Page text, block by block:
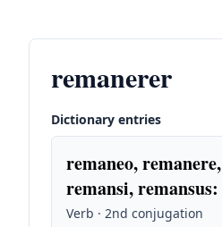
remanerer
Dictionary entries
remaneo, remanere,
remansi, remansus:
Verb · 2nd conjugation